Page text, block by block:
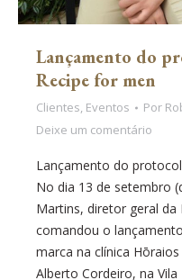
Lançamento do
Recipe for men
Clientes, Eventos Por
Deixe um comentário
Lançamento do
No dia 13 de setembro
Martins, diretor geral da
comandou o
marca na clínica
Alberto Cordeiro, na